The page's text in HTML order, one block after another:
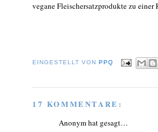
vegane Fleischersatzprodukte zu
EINGESTELLT VONPPQ
17 KOMMENTARE:
Anonym hat gesagt…